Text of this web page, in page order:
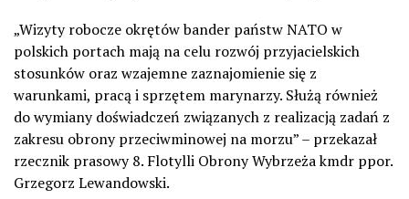
„Wizyty robocze okrętów bander państw NATO w
polskich portach mają na celu rozwój przyjacielskich
stosunków oraz wzajemne zaznajomienie się z
warunkami, pracą i sprzętem marynarzy. Służą również
do wymiany doświadczeń związanych z realizacją zadań z
zakresu obrony przeciwminowej na morzu” – przekazał
rzecznik prasowy 8. Flotylli Obrony Wybrzeża kmdr ppor.
Grzegorz Lewandowski.